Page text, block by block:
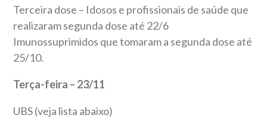
Terceira dose – Idosos e profissionais de saúde que
realizaram segunda dose até 22/6
Imunossuprimidos que tomaram a segunda dose até
25/10.
Terça-feira – 23/11
UBS (veja lista abaixo)